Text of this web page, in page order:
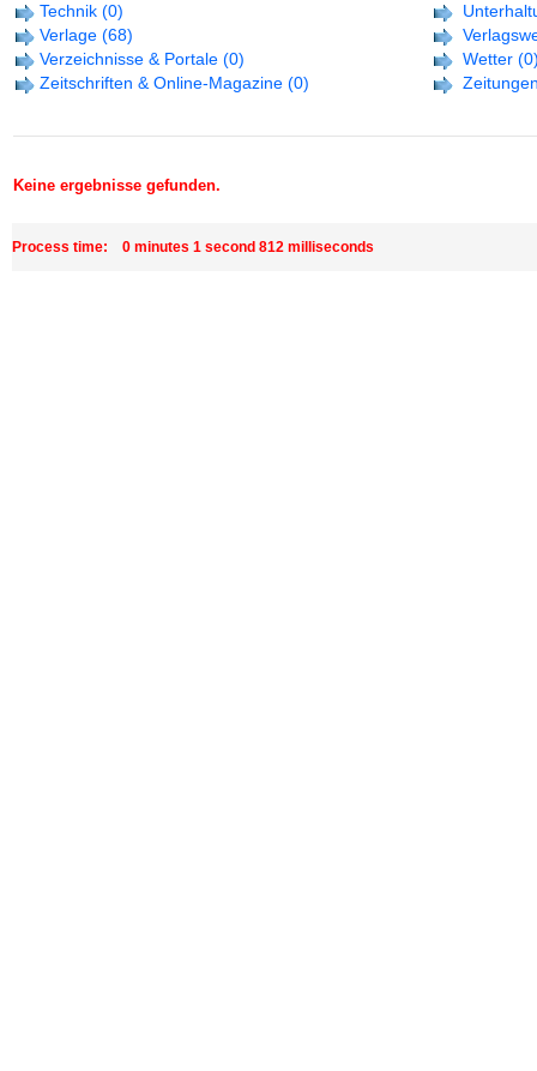
Technik (0)
Verlage (68)
Verzeichnisse & Portale (0) Wetter
Zeitschriften & Online-Magazine (0)
Keine ergebnisse gefunden.
Process time: 0 minutes 1 second 812 milliseconds